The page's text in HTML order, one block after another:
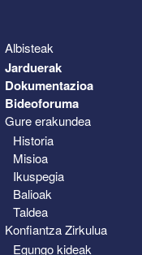
Albisteak
Jarduerak
Dokumentazioa
Bideoforuma
Gure erakundea
Historia
Misioa
Ikuspegia
Balioak
Taldea
Konfiantza Zirkulua
Egungo kideak